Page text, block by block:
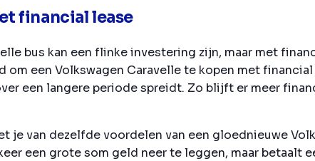
financial lease
bus kan een flinke investering zijn, maar met
een Volkswagen Caravelle te kopen met
een langere periode spreidt. Zo blijft er meer
je van dezelfde voordelen van een gloednieuwe
een grote som geld neer te leggen, maar betaalt